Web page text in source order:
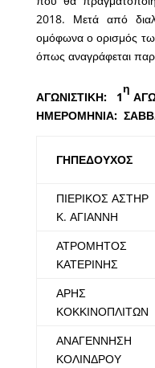
2018. Μετά από
ομόφωνα ο ορισμός
όπως αναγράφεται
ΑΓΩΝΙΣΤΙΚΗ: 1
η
ΗΜΕΡΟΜΗΝΙΑ:
ΓΗΠΕΔΟΥΧΟΣ
ΠΙΕΡΙΚΟΣ ΑΣΤΗΡ
Κ. ΑΓΙΑΝΝΗ
ΑΤΡΟΜΗΤΟΣ
ΚΑΤΕΡΙΝΗΣ
ΑΡΗΣ
ΚΟΚΚΙΝΟΠΛΙΤΩΝ
ΑΝΑΓΕΝΝΗΣΗ
ΚΟΛΙΝΔΡΟΥ